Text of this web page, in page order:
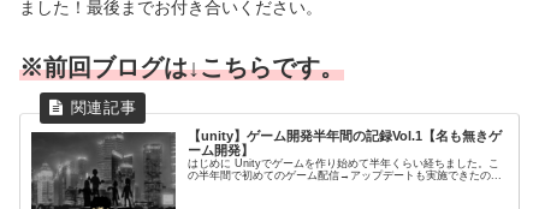
ました！最後までお付き合いください。
※前回ブログは↓こちらです。
【unity】ゲーム開発半年間の記録Vol.1【名も無きゲ
ーム開発】
はじめに Unityでゲームを作り始めて半年くらい経ちました。こ
の半年間で初めてのゲーム配信→アップデートも実施できたの...